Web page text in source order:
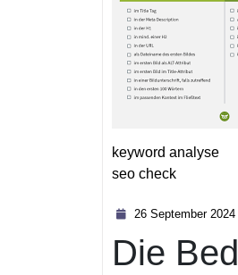
keyword analyse
seo check
26 September 2024
Die